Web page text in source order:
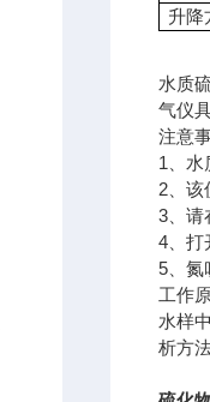
升降
水质
气仪
注意
1、水
2、该
3、请
4、打
5、氮
工作
水样
析方